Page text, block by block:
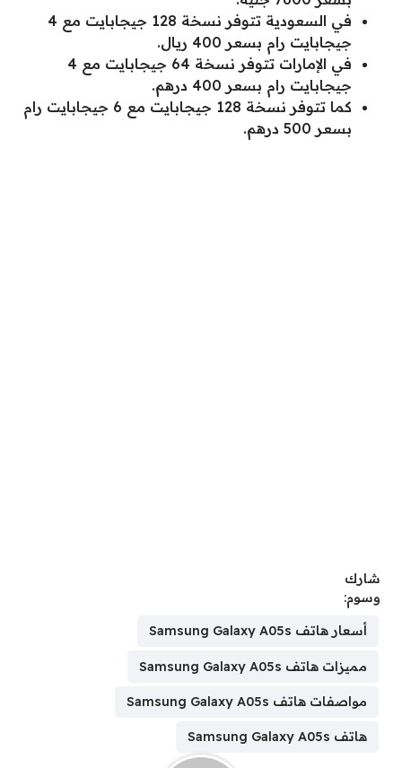
في السعودية تتوفر نسخة 128 جيجابايت مع 4
جيجابايت رام بسعر 400 ريال.
في الإمارات تتوفر نسخة 64 جيجابايت مع 4
جيجابايت رام بسعر 400 درهم.
كما تتوفر نسخة 128 جيجابايت مع 6 جيجابايت رام
بسعر 500 درهم.
شارك
وسوم:
أسعار هاتف Samsung Galaxy A05s
مميزات هاتف Samsung Galaxy A05s
مواصفات هاتف Samsung Galaxy A05s
هاتف Samsung Galaxy A05s